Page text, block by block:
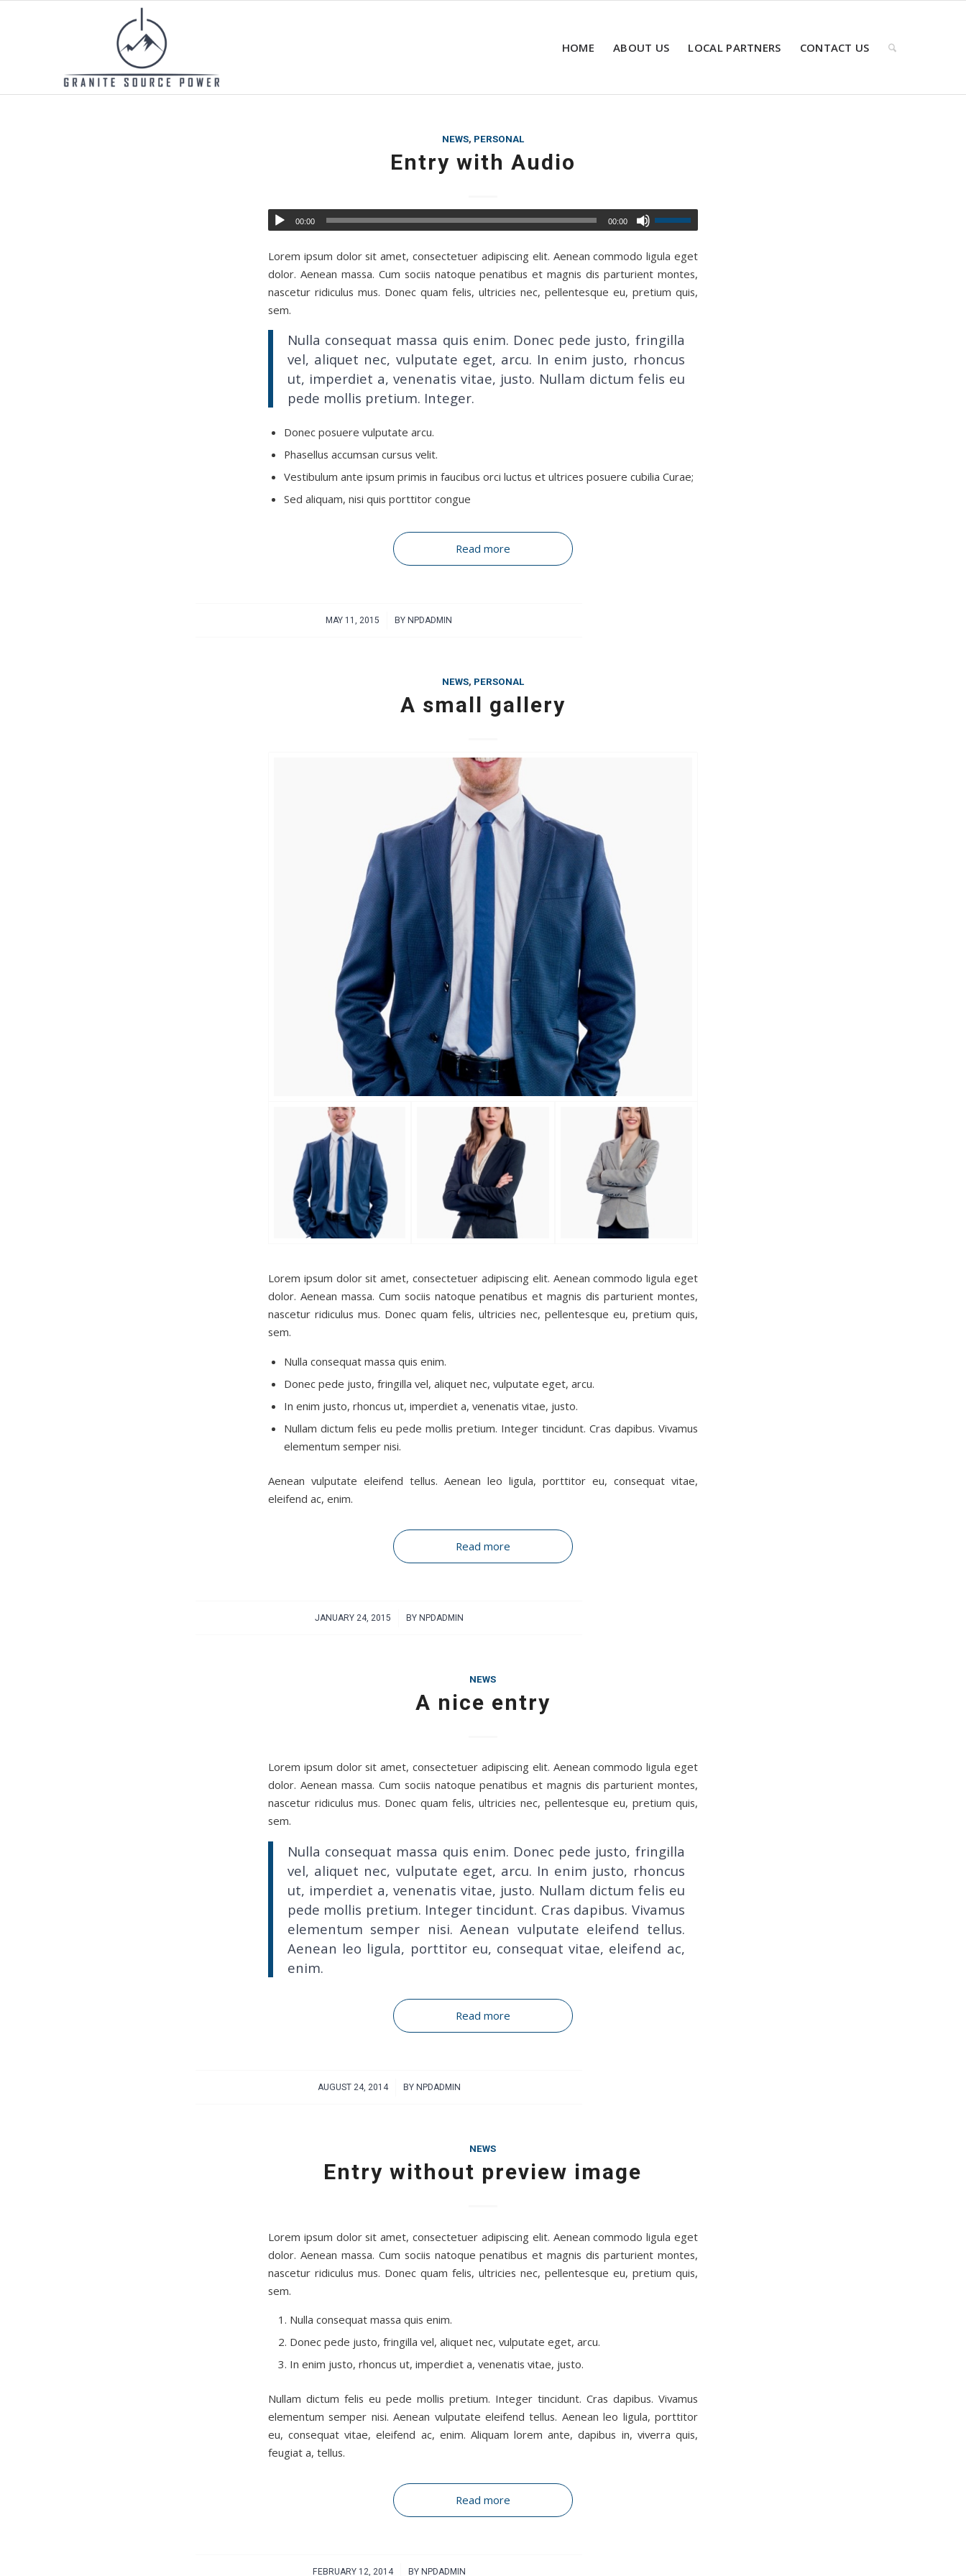
HOME ABOUT US LOCAL PARTNERS CONTACT US
NEWS, PERSONAL
Entry with Audio
00:00 00:00
Lorem ipsum dolor sit amet, consectetuer adipiscing elit. Aenean commodo ligula eget
dolor. Aenean massa. Cum sociis natoque penatibus et magnis dis parturient montes,
nascetur ridiculus mus. Donec quam felis, ultricies nec, pellentesque eu, pretium quis,
sem.
Nulla consequat massa quis enim. Donec pede justo, fringilla
vel, aliquet nec, vulputate eget, arcu. In enim justo, rhoncus
ut, imperdiet a, venenatis vitae, justo. Nullam dictum felis eu
pede mollis pretium. Integer.
Donec posuere vulputate arcu.
Phasellus accumsan cursus velit.
Vestibulum ante ipsum primis in faucibus orci luctus et ultrices posuere cubilia Curae;
Sed aliquam, nisi quis porttitor congue
Read more
MAY 11, 2015
/ BYNPDADMIN
NEWS, PERSONAL
A small gallery
Lorem ipsum dolor sit amet, consectetuer adipiscing elit. Aenean commodo ligula eget
dolor. Aenean massa. Cum sociis natoque penatibus et magnis dis parturient montes,
nascetur ridiculus mus. Donec quam felis, ultricies nec, pellentesque eu, pretium quis,
sem.
Nulla consequat massa quis enim.
Donec pede justo, fringilla vel, aliquet nec, vulputate eget, arcu.
In enim justo, rhoncus ut, imperdiet a, venenatis vitae, justo.
Nullam dictum felis eu pede mollis pretium. Integer tincidunt. Cras dapibus. Vivamus
elementum semper nisi.
Aenean vulputate eleifend tellus. Aenean leo ligula, porttitor eu, consequat vitae,
eleifend ac, enim.
Read more
JANUARY 24, 2015
/ BY NPDADMIN
NEWS
A nice entry
Lorem ipsum dolor sit amet, consectetuer adipiscing elit. Aenean commodo ligula eget
dolor. Aenean massa. Cum sociis natoque penatibus et magnis dis parturient montes,
nascetur ridiculus mus. Donec quam felis, ultricies nec, pellentesque eu, pretium quis,
sem.
Nulla consequat massa quis enim. Donec pede justo, fringilla
vel, aliquet nec, vulputate eget, arcu. In enim justo, rhoncus
ut, imperdiet a, venenatis vitae, justo. Nullam dictum felis eu
pede mollis pretium. Integer tincidunt. Cras dapibus. Vivamus
elementum semper nisi. Aenean vulputate eleifend tellus.
Aenean leo ligula, porttitor eu, consequat vitae, eleifend ac,
enim.
Read more
AUGUST 24, 2014
/ BY NPDADMIN
NEWS
Entry without preview image
Lorem ipsum dolor sit amet, consectetuer adipiscing elit. Aenean commodo ligula eget
dolor. Aenean massa. Cum sociis natoque penatibus et magnis dis parturient montes,
nascetur ridiculus mus. Donec quam felis, ultricies nec, pellentesque eu, pretium quis,
sem.
Nulla consequat massa quis enim.
Donec pede justo, fringilla vel, aliquet nec, vulputate eget, arcu.
In enim justo, rhoncus ut, imperdiet a, venenatis vitae, justo.
Nullam dictum felis eu pede mollis pretium. Integer tincidunt. Cras dapibus. Vivamus
elementum semper nisi. Aenean vulputate eleifend tellus. Aenean leo ligula, porttitor
eu, consequat vitae, eleifend ac, enim. Aliquam lorem ante, dapibus in, viverra quis,
feugiat a, tellus.
Read more
FEBRUARY 12, 2014
/ BY NPDADMIN